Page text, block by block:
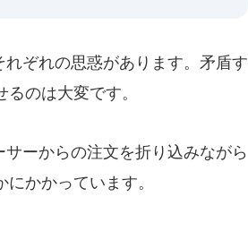
ぞれの思惑があります。矛盾す
のは大変です。
ーからの注文を折り込みながら
かかっています。